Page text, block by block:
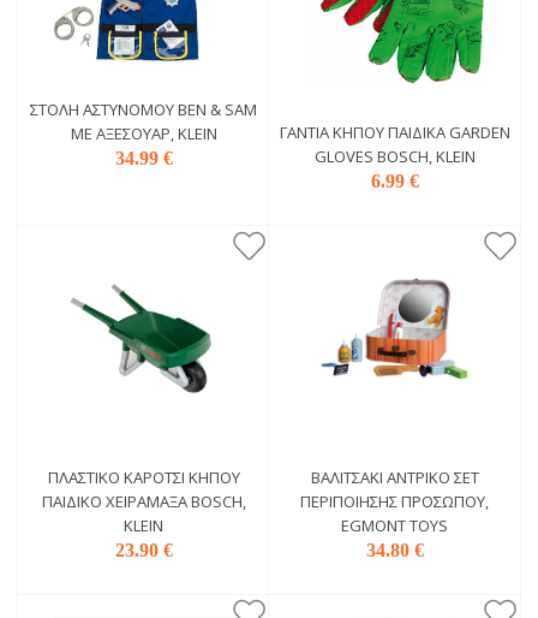
ΣΤΟΛΉ ΑΣΤΥΝΌΜΟΥ BEN & SAM
ΜΕ ΑΞΕΣΟΥΆΡ, KLEIN
34.99 €
ΓΆΝΤΙΑ ΚΉΠΟΥ ΠΑΙΔΙΚΆ GARDEN
GLOVES BOSCH, KLEIN
6.99 €
ΠΛΑΣΤΙΚΌ ΚΑΡΌΤΣΙ ΚΉΠΟΥ
ΠΑΙΔΙΚΌ ΧΕΙΡΆΜΑΞΑ BOSCH,
KLEIN
23.90 €
ΒΑΛΙΤΣΆΚΙ ΑΝΤΡΙΚΌ ΣΕΤ
ΠΕΡΙΠΟΊΗΣΗΣ ΠΡΟΣΏΠΟΥ,
EGMONT TOYS
34.80 €